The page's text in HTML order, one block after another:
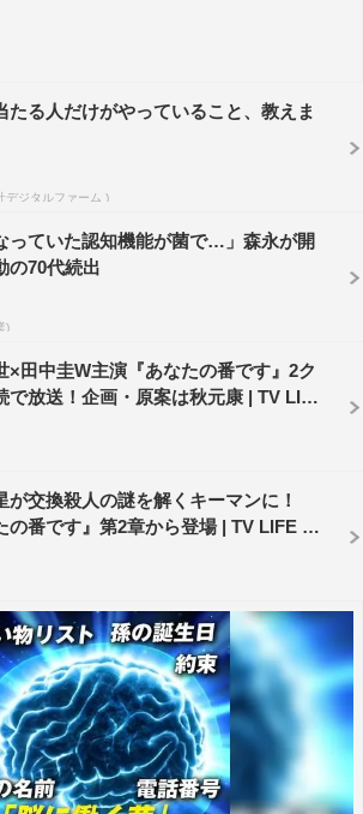
』
『あなたの番です』金曜ロードショー
！！」
金）後9・00〜10・54
です 劇場版』製作委員会
原田知世 横浜流星
たる人だけがやっていること、教えま
デジタルファーム )
っていた認知機能が菌で…」森永が開
の70代続出
)
×田中圭W主演『あなたの番です』2ク
で放送！企画・原案は秋元康 | TV LIFE
が交換殺人の謎を解くキーマンに！
の番です』第2章から登場 | TV LIFE we